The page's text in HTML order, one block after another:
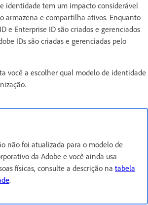
identidade tem um impacto considerável
armazena e compartilha ativos. Enquanto
e Enterprise ID são criados e gerenciados
IDs são criadas e gerenciadas pelo
você a escolher qual modelo de identidade
não foi atualizada para o modelo de
da Adobe e você ainda usa
físicas, consulte a descrição na tabela
.